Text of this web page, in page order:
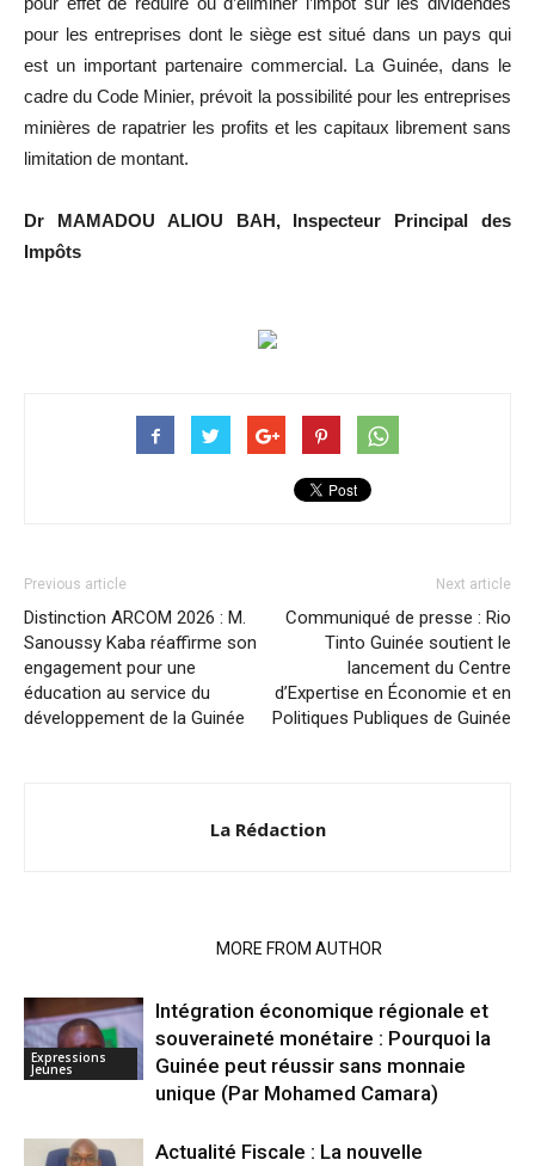
pour les entreprises dont le siège est situé dans un pays qui
est un important partenaire commercial. La Guinée, dans le
cadre du Code Minier, prévoit la possibilité pour les entreprises
minières de rapatrier les profits et les capitaux librement sans
limitation de montant.
Dr MAMADOU ALIOU BAH, Inspecteur Principal des
Impôts
Previous article
Distinction ARCOM 2026 : M.
Sanoussy Kaba réaffirme son
engagement pour une
éducation au service du
développement de la Guinée
Next article
Communiqué de presse : Rio
Tinto Guinée soutient le
lancement du Centre
d’Expertise en Économie et en
Politiques Publiques de Guinée
La Rédaction
MORE FROM AUTHOR
Expressions
Jeunes
Intégration économique régionale et
souveraineté monétaire : Pourquoi la
Guinée peut réussir sans monnaie
unique (Par Mohamed Camara)
Actualité Fiscale : La nouvelle